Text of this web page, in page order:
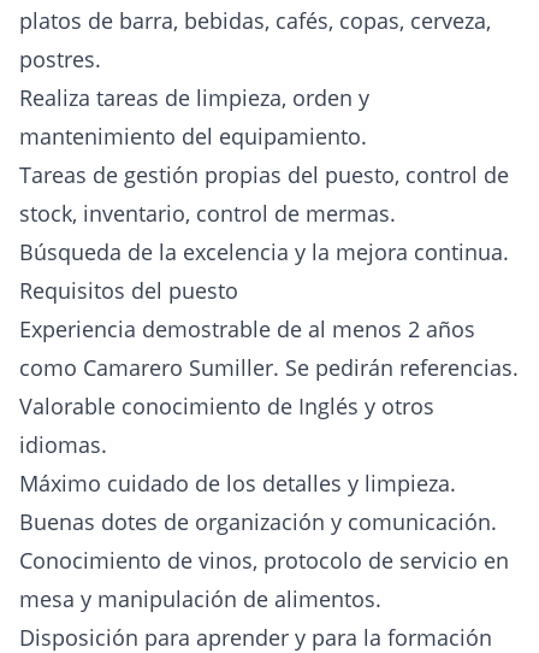
platos de barra, bebidas, cafés, copas, cerveza,
postres.
Realiza tareas de limpieza, orden y
mantenimiento del equipamiento.
Tareas de gestión propias del puesto, control de
stock, inventario, control de mermas.
Búsqueda de la excelencia y la mejora continua.
Requisitos del puesto
Experiencia demostrable de al menos 2 años
como Camarero Sumiller. Se pedirán referencias.
Valorable conocimiento de Inglés y otros
idiomas.
Máximo cuidado de los detalles y limpieza.
Buenas dotes de organización y comunicación.
Conocimiento de vinos, protocolo de servicio en
mesa y manipulación de alimentos.
Disposición para aprender y para la formación